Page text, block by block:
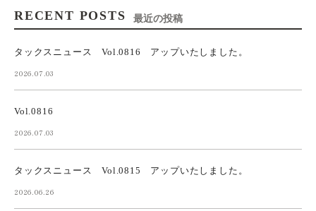
RECENT POSTS 最近の投稿
タックスニュース Vol.0816 アップいたしました。
2026.07.03
Vol.0816
2026.07.03
タックスニュース Vol.0815 アップいたしました。
2026.06.26